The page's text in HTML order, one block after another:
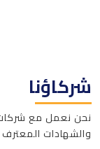
شركاؤنا
نحن نعمل مع شركات
والشهادات